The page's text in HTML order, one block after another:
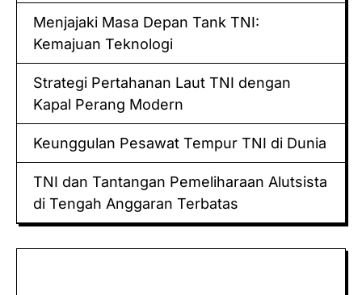
Menjajaki Masa Depan Tank TNI:
Kemajuan Teknologi
Strategi Pertahanan Laut TNI dengan
Kapal Perang Modern
Keunggulan Pesawat Tempur TNI di Dunia
TNI dan Tantangan Pemeliharaan Alutsista
di Tengah Anggaran Terbatas